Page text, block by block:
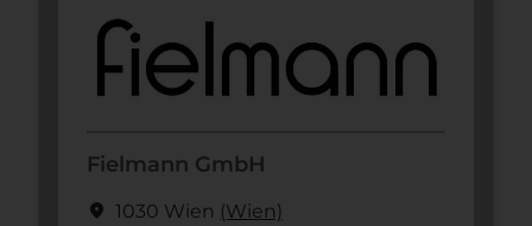
Fielmann GmbH
location_on 1030 Wien (Wien)